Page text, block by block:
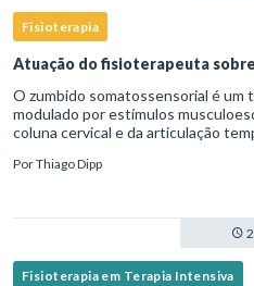
Fisioterapia
Atuação do fisioterapeuta
O zumbido somatossensorial é
modulado por estímulos
coluna cervical e da articulação
PorThiago Dipp
Fisioterapia em Terapia Intensiva